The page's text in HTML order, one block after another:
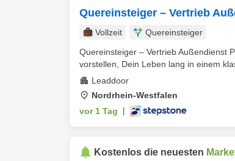
Quereinsteiger – Vertrieb
Vollzeit
Quereinsteiger
Quereinsteiger – Vertrieb Außendienst
vorstellen, Dein Leben lang in einem
Leaddoor
Nordrhein-Westfalen
vor 1 Tag
Kostenlos die neuesten